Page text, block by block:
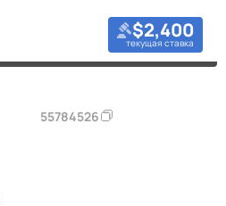
$2,400
текущая ставка
55784526